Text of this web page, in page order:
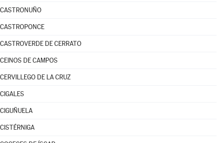
CASTRONUÑO
CASTROPONCE
CASTROVERDE DE CERRATO
CEINOS DE CAMPOS
CERVILLEGO DE LA CRUZ
CIGALES
CIGUÑUELA
CISTÉRNIGA